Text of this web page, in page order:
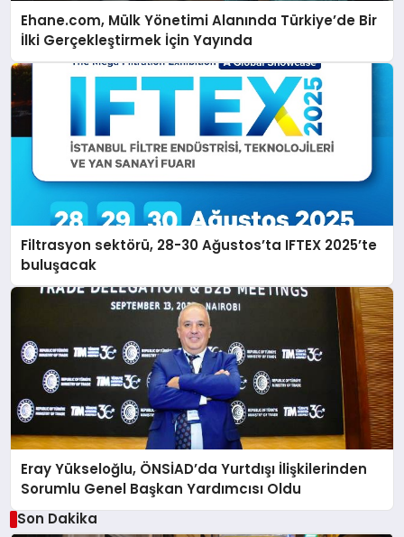
Ehane.com, Mülk Yönetimi Alanında Türkiye’de Bir
İlki Gerçekleştirmek İçin Yayında
Filtrasyon sektörü, 28-30 Ağustos’ta IFTEX 2025’te
buluşacak
Eray Yükseloğlu, ÖNSİAD’da Yurtdışı İlişkilerinden
Sorumlu Genel Başkan Yardımcısı Oldu
Son Dakika